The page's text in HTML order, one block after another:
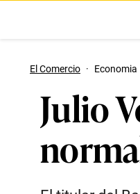
El Comercio · Economia
Julio